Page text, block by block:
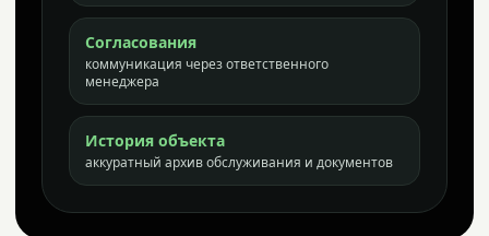
Согласования
коммуникация через ответственного
менеджера
История объекта
аккуратный архив обслуживания и документов